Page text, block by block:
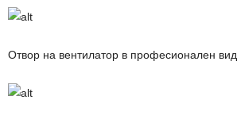
Отвор на вентилатор в професионален вид.